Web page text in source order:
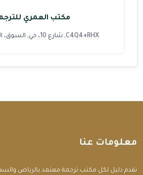
مكتب العمري
C4Q4+RHX, شارع 10، حي, السوق، الدمام 32242
معلومات عنا
تقدم دليل لكل مكتب ترجمة معتمد بالرياض